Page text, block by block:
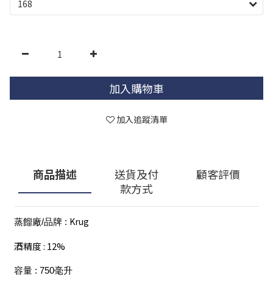
加入購物車
加入追蹤清單
商品描述
送貨及付
款方式
顧客評價
蒸餾廠/品牌 : Krug
酒精度 : 12%
容量 : 750毫升